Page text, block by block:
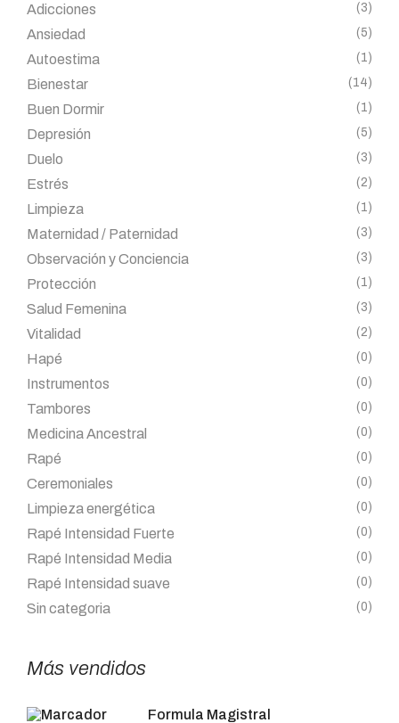
Adicciones (3)
Ansiedad (5)
Autoestima (1)
Bienestar (14)
Buen Dormir (1)
Depresión (5)
Duelo (3)
Estrés (2)
Limpieza (1)
Maternidad / Paternidad (3)
Observación y Conciencia (3)
Protección (1)
Salud Femenina (3)
Vitalidad (2)
Hapé (0)
Instrumentos (0)
Tambores (0)
Medicina Ancestral (0)
Rapé (0)
Ceremoniales (0)
Limpieza energética (0)
Rapé Intensidad Fuerte (0)
Rapé Intensidad Media (0)
Rapé Intensidad suave (0)
Sin categoria (0)
Más vendidos
Formula Magistral